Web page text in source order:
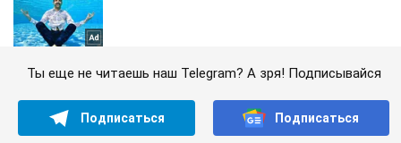
Ты еще не читаешь наш Telegram? А зря! Подписывайся
Подписаться Подписаться